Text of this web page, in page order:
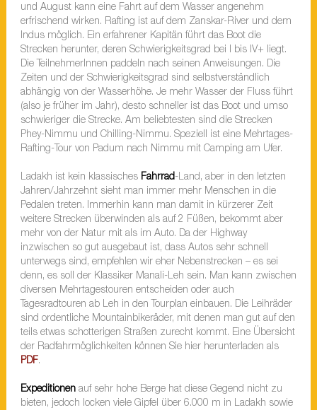
und August kann eine Fahrt auf dem Wasser angenehm
erfrischend wirken. Rafting ist auf dem Zanskar-River und dem
Indus möglich. Ein erfahrener Kapitän führt das Boot die
Strecken herunter, deren Schwierigkeitsgrad bei I bis IV+ liegt.
Die TeilnehmerInnen paddeln nach seinen Anweisungen. Die
Zeiten und der Schwierigkeitsgrad sind selbstverständlich
abhängig von der Wasserhöhe. Je mehr Wasser der Fluss führt
(also je früher im Jahr), desto schneller ist das Boot und umso
schwieriger die Strecke. Am beliebtesten sind die Strecken
Phey-Nimmu und Chilling-Nimmu. Speziell ist eine Mehrtages-
Rafting-Tour von Padum nach Nimmu mit Camping am Ufer.
Ladakh ist kein klassisches Fahrrad-Land, aber in den letzten
Jahren/Jahrzehnt sieht man immer mehr Menschen in die
Pedalen treten. Immerhin kann man damit in kürzerer Zeit
weitere Strecken überwinden als auf 2 Füßen, bekommt aber
mehr von der Natur mit als im Auto. Da der Highway
inzwischen so gut ausgebaut ist, dass Autos sehr schnell
unterwegs sind, empfehlen wir eher Nebenstrecken – es sei
denn, es soll der Klassiker Manali-Leh sein. Man kann zwischen
diversen Mehrtagestouren entscheiden oder auch
Tagesradtouren ab Leh in den Tourplan einbauen. Die Leihräder
sind ordentliche Mountainbikeräder, mit denen man gut auf den
teils etwas schotterigen Straßen zurecht kommt. Eine Übersicht
der Radfahrmöglichkeiten können Sie hier herunterladen als
PDF.
Expeditionenauf sehr hohe Berge hat diese Gegend nicht zu
bieten, jedoch locken viele Gipfel über 6.000 m in Ladakh sowie